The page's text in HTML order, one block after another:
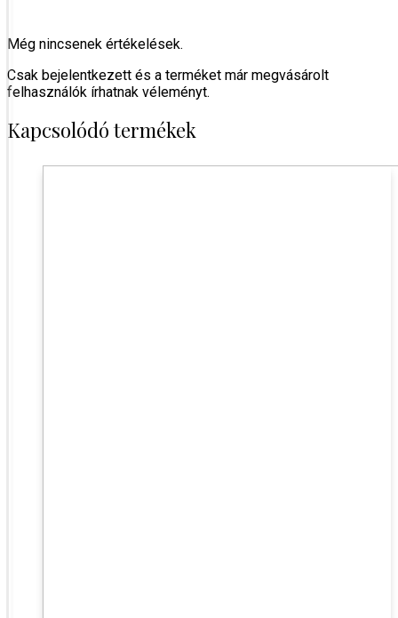
Még nincsenek értékelések.
Csak bejelentkezett és a terméket már megvásárolt
felhasználók írhatnak véleményt.
Kapcsolódó termékek